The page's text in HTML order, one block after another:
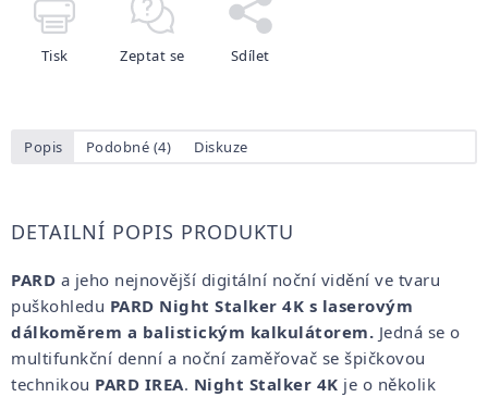
Tisk Zeptat se Sdílet
Popis Podobné (4) Diskuze
DETAILNÍ POPIS PRODUKTU
PARD a jeho nejnovější digitální noční vidění ve tvaru
puškohledu PARD Night Stalker 4K s laserovým
dálkoměrem a balistickým kalkulátorem. Jedná se o
multifunkční denní a noční zaměřovač se špičkovou
technikou PARD IREA. Night Stalker 4K je o několik